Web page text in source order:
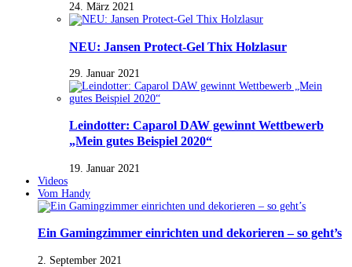
24. März 2021
NEU: Jansen Protect-Gel Thix Holzlasur
29. Januar 2021
Leindotter: Caparol DAW gewinnt Wettbewerb
„Mein gutes Beispiel 2020“
19. Januar 2021
Videos
Vom Handy
Ein Gamingzimmer einrichten und dekorieren – so geht’s
2. September 2021